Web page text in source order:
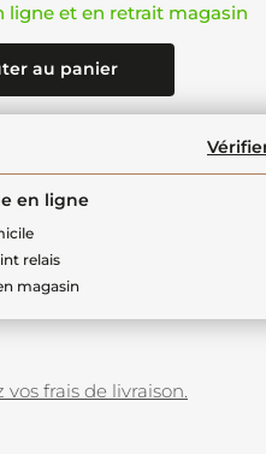
ligne et en retrait magasin
au panier
en ligne
relais
magasin
vos frais de livraison.